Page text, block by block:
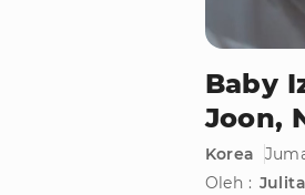
Baby
Joon,
Korea
Oleh :